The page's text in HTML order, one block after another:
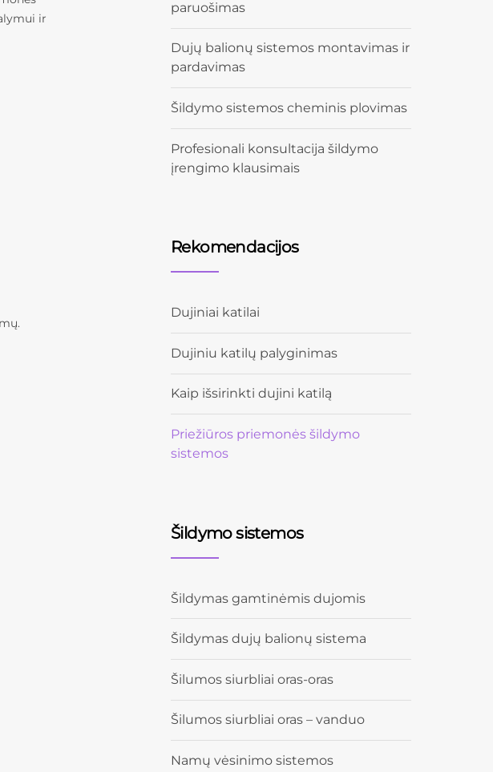
ir
paruošimas
Dujų balionų sistemos montavimas ir
pardavimas
Šildymo sistemos cheminis plovimas
Profesionali konsultacija šildymo
įrengimo klausimais
Rekomendacijos
Dujiniai katilai
Dujiniu katilų palyginimas
Kaip išsirinkti dujini katilą
Priežiūros priemonės šildymo
sistemos
Šildymo sistemos
Šildymas gamtinėmis dujomis
Šildymas dujų balionų sistema
Šilumos siurbliai oras-oras
Šilumos siurbliai oras – vanduo
Namų vėsinimo sistemos